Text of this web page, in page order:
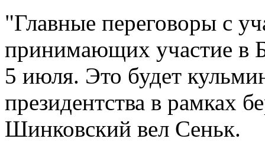
"Главные переговоры с
принимающих участие в
5 июля. Это будет
президентства в рамках
Шинковский вел Сеньк.